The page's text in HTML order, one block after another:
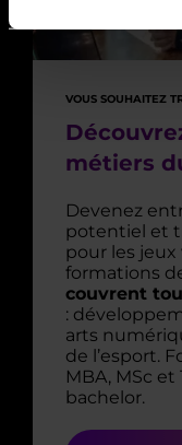
VOUS SOUHAITEZ
métiers
Devenez
potentiel et
pour les
formations
couvrent
:
arts
de l’esport.
MBA, MSc
bachelor.